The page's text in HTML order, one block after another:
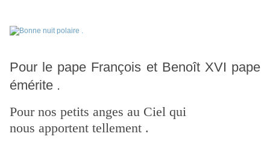
Pour le pape François et Benoît XVI pape
émérite .
Pour nos petits anges au Ciel qui
nous apportent tellement .